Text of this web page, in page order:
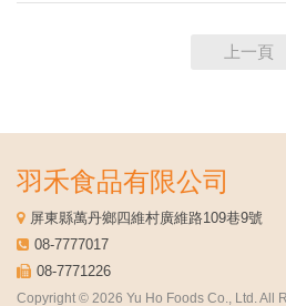
上一頁
羽禾食品有限公司
屏東縣萬丹鄉四維村廣維路109巷9號
08-7777017
08-7771226
Copyright © 2026 Yu Ho Foods Co., Ltd. All